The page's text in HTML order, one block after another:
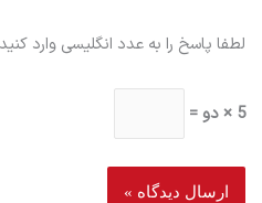
لطفا پاسخ را به عدد انگلیسی وارد کنید:
5 × دو =